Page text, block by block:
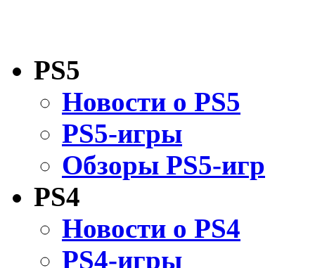
PS5
Новости о PS5
PS5-игры
Обзоры PS5-игр
PS4
Новости о PS4
PS4-игры